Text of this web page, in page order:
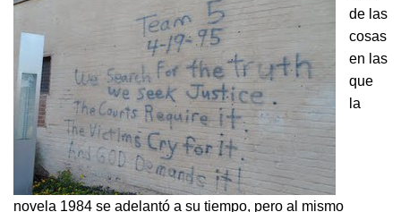
de las
cosas
en las
que
la
novela 1984 se adelantó a su tiempo, pero al mismo